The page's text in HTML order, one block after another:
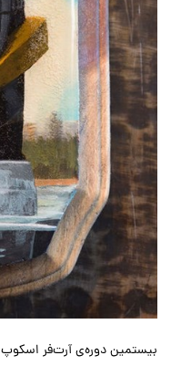
بیستمین دوره‌ی آرت‌فر